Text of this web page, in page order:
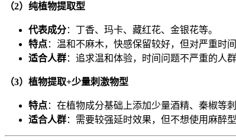
（2）纯植物提取型
代表成分：丁香、玛卡、藏红花、金银花等。
特点：温和不麻木，快感保留较好，但对严重时
适合人群：追求温和体验，时间问题不严重的人群
（3）植物提取+少量刺激物型
特点：在植物成分基础上添加少量酒精、秦椒等
适合人群：需要较强延时效果，但不想使用麻醉